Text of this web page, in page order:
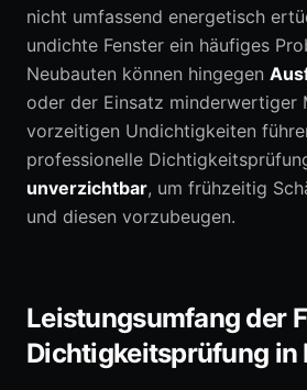
nicht umfassend energetisch
undichte Fenster ein häufiges
Neubauten können hingegen
oder der Einsatz minderwertiger
vorzeitigen Undichtigkeiten
professionelle
unverzichtbar, um frühzeitig
und diesen vorzubeugen.
Leistungsumfang der
Dichtigkeitsprüfung in